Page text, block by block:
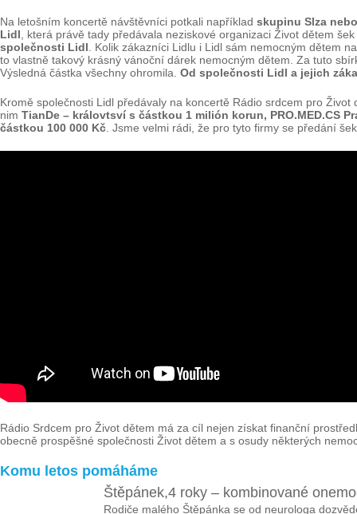
Na letošním koncertě návštěvníci potkali například skupinu Slza
Lidl , která právě tady předávala neziskové organizaci Život dětem
společnosti Lidl . Kolik zákazníci Lidlu i Lidl sám nemocným dětem
to vlastně takový krásný vánoční dárek nemocným dětem. Za tuto
Výsledná částka všechny ohromila. Od společnosti Lidl a jejich
Kromě společnosti Lidl předávaly na koncertě Rádio srdcem pro
nim TianDe – královtsví s částkou 1 milión korun, PRO.MED.CS
částkou 100 000 Kč . Jsme velmi rádi, že pro tyto firmy se předání
Rádio Srdcem pro Život dětem má za cíl nejen získat finanční
obecně prospěšné společnosti Život dětem a s osudy některých
Komu letos pomáháme
Štěpánek,4 roky – kombinované
Rodiče malého Štěpánka se od neurologa